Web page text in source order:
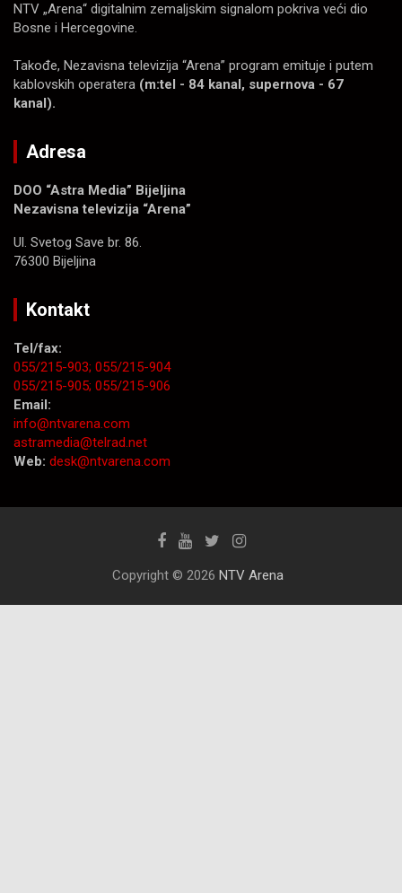
NTV „Arena“ digitalnim zemaljskim signalom pokriva veći dio
Bosne i Hercegovine.
Takođe, Nezavisna televizija “Arena” program emituje i putem
kablovskih operatera (m:tel - 84 kanal, supernova - 67
kanal).
Adresa
DOO “Astra Media” Bijeljina
Nezavisna televizija “Arena”
Ul. Svetog Save br. 86.
76300 Bijeljina
Kontakt
Tel/fax:
055/215-903; 055/215-904
055/215-905; 055/215-906
Email:
info@ntvarena.com
astramedia@telrad.net
Web: desk@ntvarena.com
Copyright © 2026 NTV Arena